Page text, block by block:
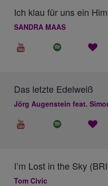
Ich klau für uns ein
SANDRA MAAS
Das letzte Edelweiß
Jörg Augenstein feat.
I’m Lost in the Sky
Tom Civic